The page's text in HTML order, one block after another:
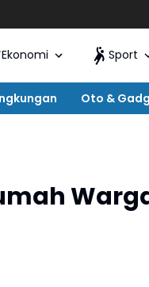
Ekonomi Sport
Oto &